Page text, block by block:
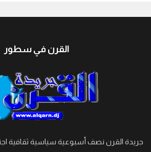
القرن في سطور
جريدة القرن نصف أسبوعية سياسية ثقافية